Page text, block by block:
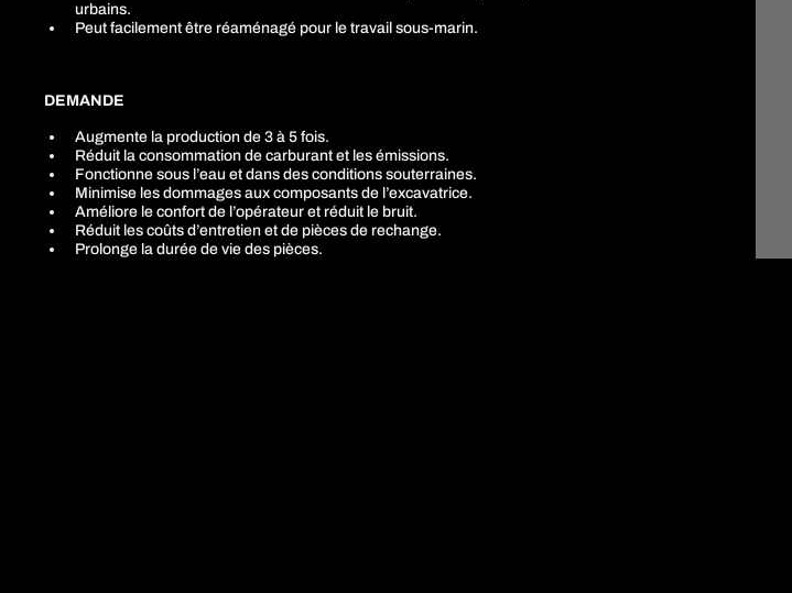
urbains.
Peut facilement être réaménagé pour le travail sous-marin.
DEMANDE
Augmente la production de 3 à 5 fois.
Réduit la consommation de carburant et les émissions.
Fonctionne sous l’eau et dans des conditions souterraines.
Minimise les dommages aux composants de l’excavatrice.
Améliore le confort de l’opérateur et réduit le bruit.
Réduit les coûts d’entretien et de pièces de rechange.
Prolonge la durée de vie des pièces.